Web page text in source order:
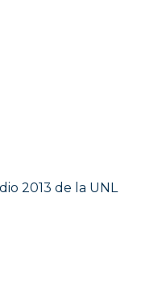
2013 de la UNL